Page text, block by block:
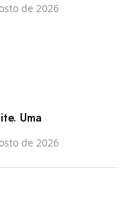
de 2026
Uma
de 2026